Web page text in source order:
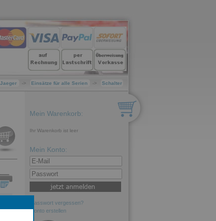
-> Einsätze für alle Serien -> Schalter
Mein Warenkorb:
Ihr Warenkorb ist leer
Mein Konto:
Passwort vergessen?
Konto erstellen